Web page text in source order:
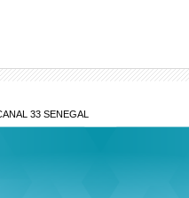
33 SENEGAL